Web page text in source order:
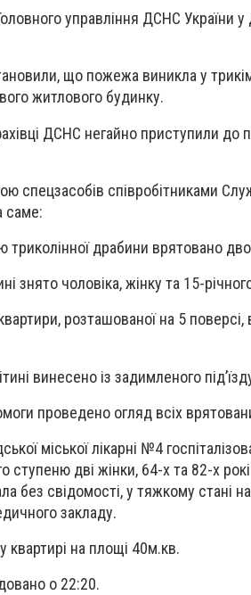
управління ДСНС України у
що пожежа виникла у
житлового будинку.
ДСНС негайно приступили до
спецзасобів співробітниками
саме:
драбини врятовано
знято чоловіка, жінку та 15-
розташованої на 5
винесено із задимленого
проведено огляд всіх
міської лікарні №4
ступеню дві жінки, 64-х та 82-х
без свідомості, у тяжкому стані
закладу.
на площі 40м.кв.
о 22:20.